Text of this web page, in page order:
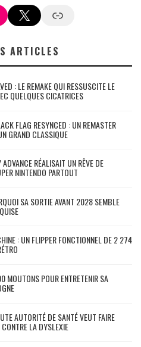
X Google News
ARTICLES
: LE REMAKE QUI RESSUSCITE LE
QUELQUES CICATRICES
FLAG RESYNCED : UN REMASTER
GRAND CLASSIQUE
RÉALISAIT UN RÊVE DE
NINTENDO PARTOUT
SA SORTIE AVANT 2028 SEMBLE
: UN FLIPPER FONCTIONNEL DE 2 274
MOUTONS POUR ENTRETENIR SA
AUTORITÉ DE SANTÉ VEUT FAIRE
LA DYSLEXIE